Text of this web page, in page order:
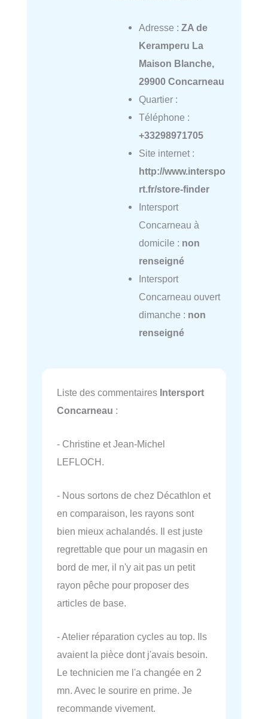
Adresse : ZA de
Keramperu La
Maison Blanche,
29900 Concarneau
Quartier :
Téléphone :
+33298971705
Site internet :
http://www.interspo
rt.fr/store-finder
Intersport
Concarneau à
domicile : non
renseigné
Intersport
Concarneau ouvert
dimanche : non
renseigné
Liste des commentaires Intersport
Concarneau :
- Christine et Jean-Michel
LEFLOCH.
- Nous sortons de chez Décathlon et
en comparaison, les rayons sont
bien mieux achalandés. Il est juste
regrettable que pour un magasin en
bord de mer, il n'y ait pas un petit
rayon pêche pour proposer des
articles de base.
- Atelier réparation cycles au top. Ils
avaient la pièce dont j'avais besoin.
Le technicien me l'a changée en 2
mn. Avec le sourire en prime. Je
recommande vivement.